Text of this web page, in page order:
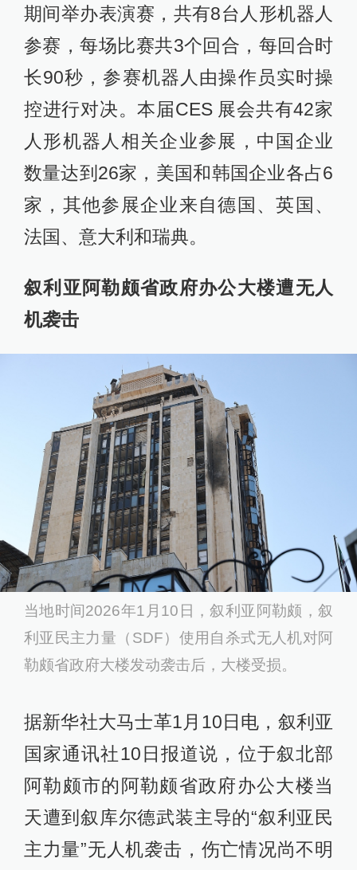
期间举办表演赛，共有8台人形机器人
参赛，每场比赛共3个回合，每回合时
长90秒，参赛机器人由操作员实时操
控进行对决。本届CES 展会共有42家
人形机器人相关企业参展，中国企业
数量达到26家，美国和韩国企业各占6
家，其他参展企业来自德国、英国、
法国、意大利和瑞典。
叙利亚阿勒颇省政府办公大楼遭无人
机袭击
当地时间2026年1月10日，叙利亚阿勒颇，叙
利亚民主力量（SDF）使用自杀式无人机对阿
勒颇省政府大楼发动袭击后，大楼受损。
据新华社大马士革1月10日电，叙利亚
国家通讯社10日报道说，位于叙北部
阿勒颇市的阿勒颇省政府办公大楼当
天遭到叙库尔德武装主导的“叙利亚民
主力量”无人机袭击，伤亡情况尚不明